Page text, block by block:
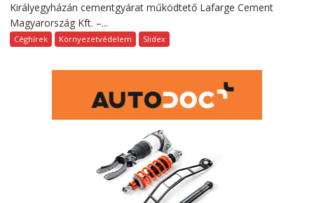
Királyegyházán cementgyárat működtető Lafarge Cement
Magyarország Kft. –...
Céghírek Környezetvédelem Slidex